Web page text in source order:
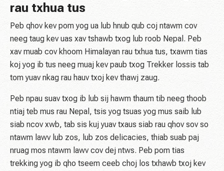
rau txhua tus
Peb qhov kev pom yog ua lub hnub qub coj ntawm cov
neeg taug kev uas xav tshawb txog lub roob Nepal. Peb
xav muab cov khoom Himalayan rau txhua tus, txawm tias
koj yog ib tus neeg muaj kev paub txog Trekker lossis tab
tom yuav nkag rau hauv txoj kev thawj zaug.
Peb npau suav txog ib lub sij hawm thaum tib neeg thoob
ntiaj teb mus rau Nepal, tsis yog tsuas yog mus saib lub
siab ncov xwb, tab sis kuj yuav txaus siab rau qhov sov so
ntawm lawv lub zos, lub zos delicacies, thiab suab paj
nruag mos ntawm lawv cov dej ntws. Peb pom tias
trekking yog ib qho tseem ceeb choj los txhawb txoj kev